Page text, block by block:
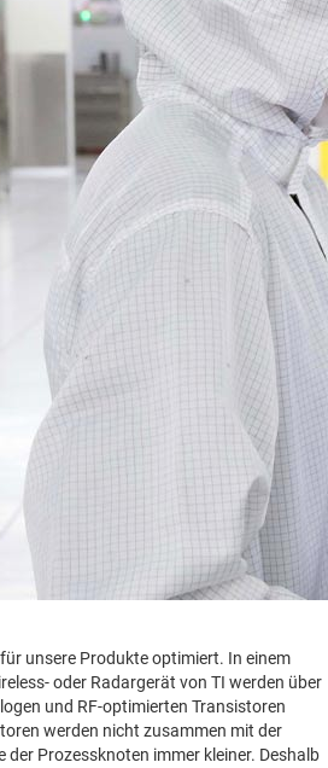
unsere Produkte optimiert. In einem
oder Radargerät von TI werden über
und RF-optimierten Transistoren
werden nicht zusammen mit der
Prozessknoten immer kleiner. Deshalb